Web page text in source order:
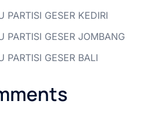
GESER KEDIRI
PARTISI GESER JOMBANG
PARTISI GESER BALI